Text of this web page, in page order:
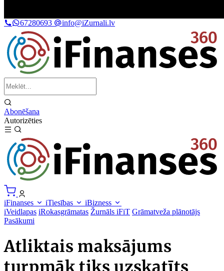
67280693 info@iZurnali.lv
Abonēšana
Autorizēties
iFinanses iTiesības
iBizness
iVeidlapas iRokasgrāmatas Žurnāls iFiT Grāmatveža plānotājs
Pasākumi
Atliktais maksājums
turpmāk tiks uzskatīts